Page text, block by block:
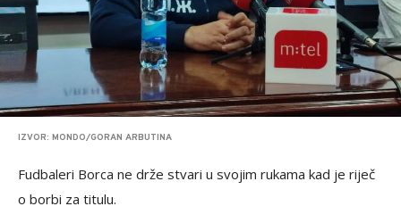
IZVOR: MONDO/GORAN ARBUTINA
Fudbaleri Borca ne drže stvari u svojim rukama kad je riječ
o borbi za titulu.